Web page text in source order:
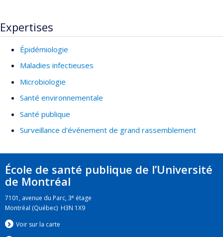
Expertises
Épidémiologie
Maladies infectieuses
Microbiologie
Santé environnementale
Santé publique
Surveillance d'événement de grand rassemblement
École de santé publique de l’Université
de Montréal
7101, avenue du Parc, 3e étage
Montréal (Québec) H3N 1X9
Voir sur la carte